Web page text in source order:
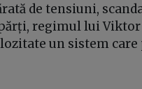
de tensiuni,
regimul lui
un sistem